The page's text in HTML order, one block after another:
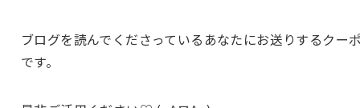
ブログを読んでくださっているあなたにお送りするクー
です。